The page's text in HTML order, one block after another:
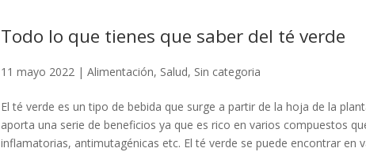
Todo lo que tienes que saber del té verde
11 mayo 2022| Alimentación, Salud, Sin categoria
El té verde es un tipo de bebida que surge a partir de la hoja de la
aporta una serie de beneficios ya que es rico en varios compuestos
inflamatorias, antimutagénicas etc. El té verde se puede encontrar en